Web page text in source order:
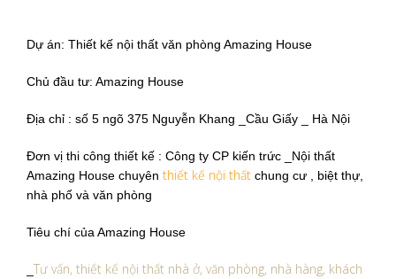
Dự án: Thiết kế nội thất văn phòng Amazing House
Chủ đầu tư: Amazing House
Địa chỉ : số 5 ngõ 375 Nguyễn Khang _Cầu Giấy _ Hà Nội
Đơn vị thi công thiết kế : Công ty CP kiến trức _Nội thất
Amazing House chuyên thiết kế nội thất chung cư , biệt thự,
nhà phố và văn phòng
Tiêu chí của Amazing House
Tư vấn, thiết kế nội thất nhà ở, văn phòng, nhà hàng, khách